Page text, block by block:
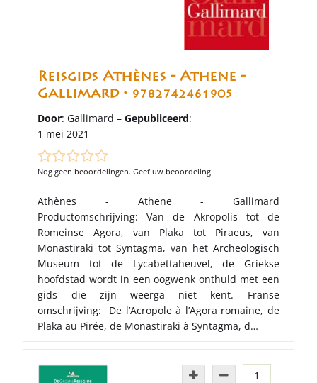
Reisgids Athènes - Athene -
Gallimard • 9782742461905
Door: Gallimard –Gepubliceerd:
1 mei 2021
Nog geen beoordelingen. Geef uw beoordeling.
Athènes - Athene - Gallimard
Productomschrijving: Van de Akropolis tot de
Romeinse Agora, van Plaka tot Piraeus, van
Monastiraki tot Syntagma, van het Archeologisch
Museum tot de Lycabettaheuvel, de Griekse
hoofdstad wordt in een oogwenk onthuld met een
gids die zijn weerga niet kent. Franse
omschrijving: De l’Acropole à l’Agora romaine, de
Plaka au Pirée, de Monastiraki à Syntagma, d…